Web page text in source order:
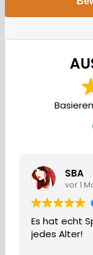
SBA
vor 1
Es hat echt
jedes Alter!